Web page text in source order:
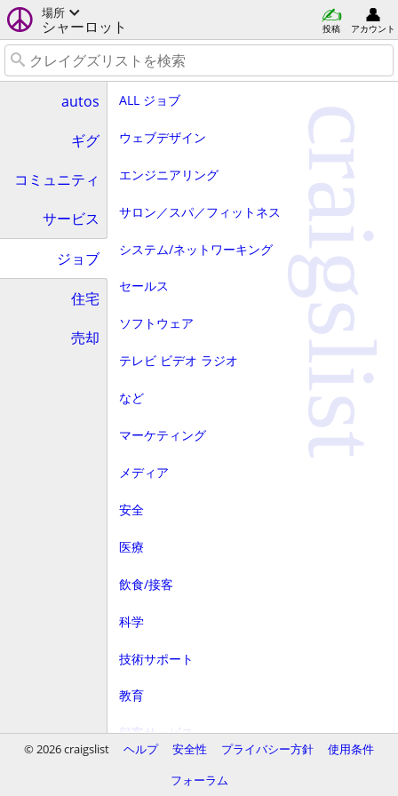
場所
シャーロット 投稿 アカウント
autos
ギグ
コミュニティ
サービス
ジョブ
住宅
売却
ALL ジョブ
ウェブデザイン
エンジニアリング
サロン／スパ／フィットネス
システム/ネットワーキング
セールス
ソフトウェア
テレビ ビデオ ラジオ
など
マーケティング
メディア
安全
医療
飲食/接客
科学
技術サポート
教育
顧客サービス
craigslist
© 2026 craigslist ヘルプ 安全性 プライバシー方針
使用条件
フォーラム